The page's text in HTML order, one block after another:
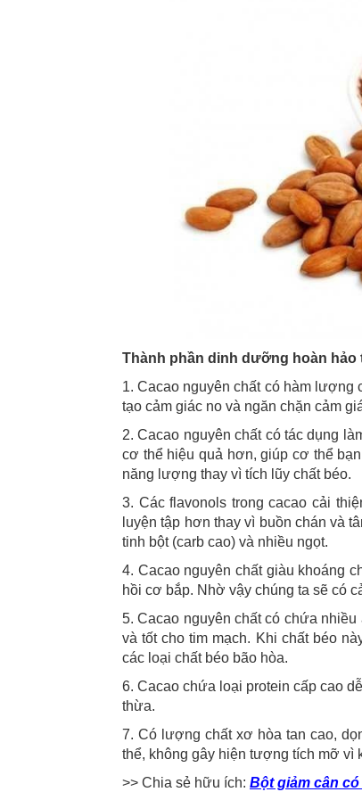
Thành phần dinh dưỡng hoàn hảo
1. Cacao nguyên chất có hàm
tạo cảm giác no và ngăn chặn cảm
2. Cacao nguyên chất có tác dụng
cơ thể hiệu quả hơn, giúp cơ thể
năng lượng thay vì tích lũy chất béo.
3. Các flavonols trong cacao cải
luyện tập hơn thay vì buồn chán và
tinh bột (carb cao) và nhiều ngọt.
4. Cacao nguyên chất giàu khoáng
hồi cơ bắp. Nhờ vậy chúng ta sẽ có
5. Cacao nguyên chất có chứa
và tốt cho tim mạch. Khi chất béo
các loại chất béo bão hòa.
6. Cacao chứa loại protein cấp cao
thừa.
7. Có lượng chất xơ hòa tan cao,
thể, không gây hiện tượng tích mỡ vì
>> Chia sẻ hữu ích: Bột giảm cân